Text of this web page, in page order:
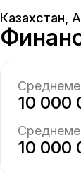
Казахстан
10 000
10 000